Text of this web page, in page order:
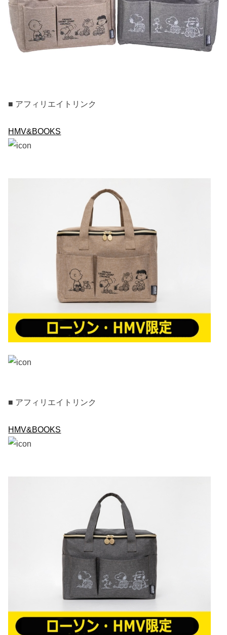
■ アフィリエイトリンク
HMV&BOOKS
■ アフィリエイトリンク
HMV&BOOKS